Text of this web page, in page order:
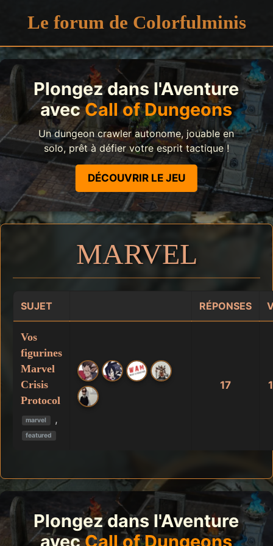
Le forum de Colorfulminis
Plongez dans l'Aventure
avecCall of Dungeons
Un dungeon crawler autonome, jouable en
solo, prêt à défier votre esprit tactique !
DÉCOUVRIR LE JEU
MARVEL
SUJET RÉPONSES
Vos
figurines
Marvel
Crisis
Protocol
marvel ,
featured
17
Plongez dans l'Aventure
avecCall of Dungeons